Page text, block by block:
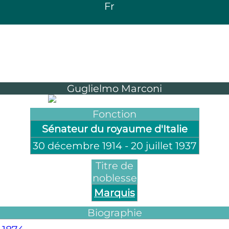
Fr
Guglielmo Marconi
Fonction
Sénateur du royaume d'Italie
30 décembre 1914- 20 juillet 1937
Titre de
noblesse
Marquis
Biographie